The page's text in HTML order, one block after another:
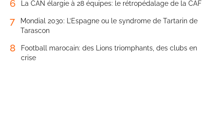
6 La CAN élargie à 28 équipes: le rétropédalage de la CAF
7
Mondial 2030: L’Espagne ou le syndrome de Tartarin de
Tarascon
8
Football marocain: des Lions triomphants, des clubs en
crise